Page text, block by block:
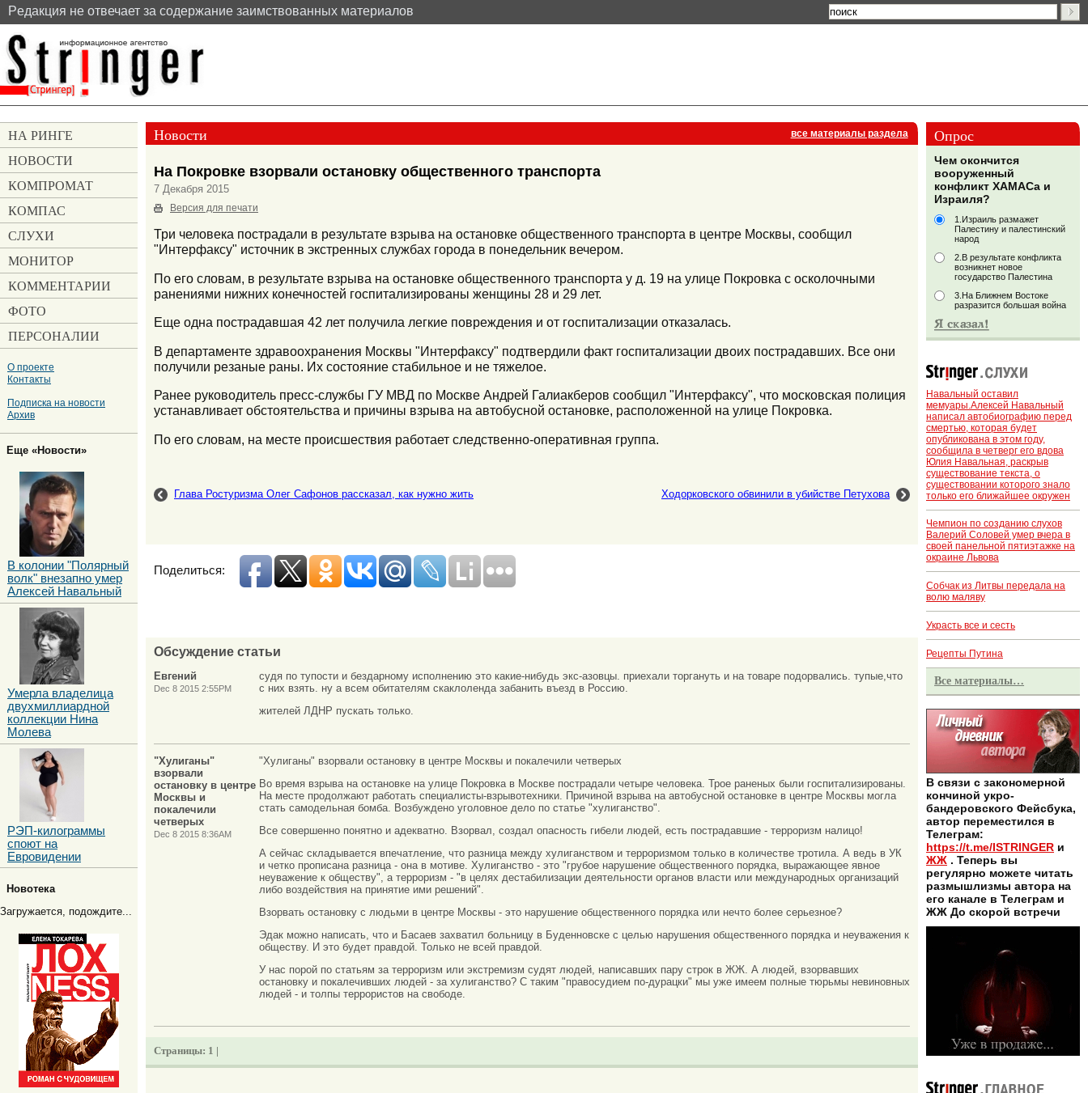
Pедакция не отвечает за содержание заимствованных материалов
Новости все материалы раздела
На Покровке взорвали остановку общественного транспорта
7 Декабря 2015
Версия для печати
Три человека пострадали в результате взрыва на остановке общественного транспорта в центре Москвы, сообщил
"Интерфаксу" источник в экстренных службах города в понедельник вечером.
По его словам, в результате взрыва на остановке общественного транспорта у д. 19 на улице Покровка с осколочными
ранениями нижних конечностей госпитализированы женщины 28 и 29 лет.
Еще одна пострадавшая 42 лет получила легкие повреждения и от госпитализации отказалась.
В департаменте здравоохранения Москвы "Интерфаксу" подтвердили факт госпитализации двоих пострадавших. Все они
получили резаные раны. Их состояние стабильное и не тяжелое.
Ранее руководитель пресс-службы ГУ МВД по Москве Андрей Галиакберов сообщил "Интерфаксу", что московская полиция
устанавливает обстоятельства и причины взрыва на автобусной остановке, расположенной на улице Покровка.
По его словам, на месте происшествия работает следственно-оперативная группа.
Глава Ростуризма Олег Сафонов рассказал, как нужно жить Ходорковского обвинили в убийстве Петухова
Поделиться:
Обсуждение статьи
Евгений
Dec 8 2015 2:55PM
судя по тупости и бездарному исполнению это какие-нибудь экс-азовцы. приехали торгануть и на товаре подорвались. тупые,что
с них взять. ну а всем обитателям скаклоленда забанить въезд в Россию.
жителей ЛДНР пускать только.
"Хулиганы"
взорвали
остановку в центре
Москвы и
покалечили
четверых
Dec 8 2015 8:36AM
"Хулиганы" взорвали остановку в центре Москвы и покалечили четверых
Во время взрыва на остановке на улице Покровка в Москве пострадали четыре человека. Трое раненых были госпитализированы.
На месте продолжают работать специалисты-взрывотехники. Причиной взрыва на автобусной остановке в центре Москвы могла
стать самодельная бомба. Возбуждено уголовное дело по статье "хулиганство".
Все совершенно понятно и адекватно. Взорвал, создал опасность гибели людей, есть пострадавшие - терроризм налицо!
А сейчас складывается впечатление, что разница между хулиганством и терроризмом только в количестве тротила. А ведь в УК
и четко прописана разница - она в мотиве. Хулиганство - это "грубое нарушение общественного порядка, выражающее явное
неуважение к обществу", а терроризм - "в целях дестабилизации деятельности органов власти или международных организаций
либо воздействия на принятие ими решений".
Взорвать остановку с людьми в центре Москвы - это нарушение общественного порядка или нечто более серьезное?
Эдак можно написать, что и Басаев захватил больницу в Буденновске с целью нарушения общественного порядка и неуважения к
обществу. И это будет правдой. Только не всей правдой.
У нас порой по статьям за терроризм или экстремизм судят людей, написавших пару строк в ЖЖ. А людей, взорвавших
остановку и покалечивших людей - за хулиганство? С таким "правосудием по-дурацки" мы уже имеем полные тюрьмы невиновных
людей - и толпы террористов на свободе.
Страницы: 1 |
Опрос
Чем окончится
вооруженный
конфликт ХАМАСа и
Израиля?
1.Израиль размажет
Палестину и палестинский
народ
2.В результате конфликта
возникнет новое
государство Палестина
3.На Ближнем Востоке
разразится большая война
Навальный оставил
мемуары.Алексей Навальный
написал автобиографию перед
смертью, которая будет
опубликована в этом году,
сообщила в четверг его вдова
Юлия Навальная, раскрыв
существование текста, о
существовании которого знало
только его ближайшее окружен
Чемпион по созданию слухов
Валерий Соловей умер вчера в
своей панельной пятиэтажке на
окраине Львова
Собчак из Литвы передала на
волю маляву
Украсть все и сесть
Рецепты Путина
Все материалы…
В связи с закономерной
кончиной укро-
бандеровского Фейсбука,
автор переместился в
Телеграм:
https://t.me/ISTRINGER и
ЖЖ . Теперь вы
регулярно можете читать
размышлизмы автора на
его канале в Телеграм и
ЖЖ До скорой встречи
НА РИНГЕ
НОВОСТИ
КОМПРОМАТ
КОМПАС
СЛУХИ
МОНИТОР
КОММЕНТАРИИ
ФОТО
ПЕРСОНАЛИИ
О проекте
Контакты
Подписка на новости
Архив
Еще «Новости»
В колонии "Полярный
волк" внезапно умер
Алексей Навальный
Умерла владелица
двухмиллиардной
коллекции Нина
Молева
РЭП-килограммы
споют на
Евровидении
Новотека
Загружается, подождите...